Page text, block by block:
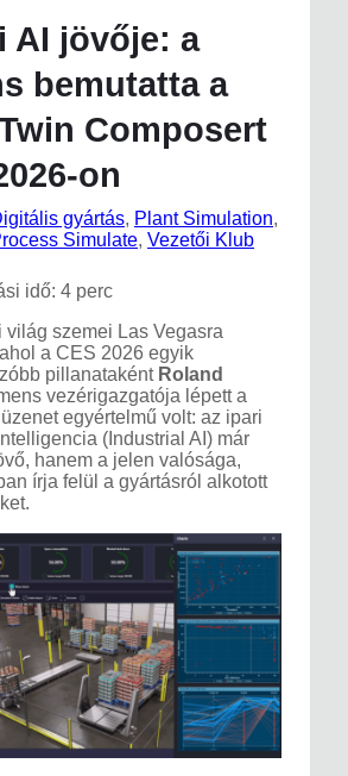
AI jövője: a
bemutatta a
Composert
on
gyártás, Plant Simulation
Simulate, Vezetői Klub
idő: 4 perc
világ szemei Las Vegasra
a CES 2026 egyik
pillanataként Roland
vezérigazgatója lépett a
egyértelmű volt: az ipari
(Industrial AI) már
hanem a jelen valósága,
írja felül a gyártásról alkotott